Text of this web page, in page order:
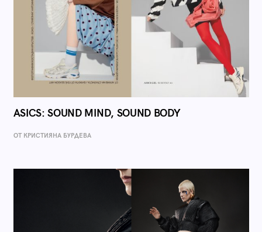
ASICS: SOUND MIND, SOUND BODY
ОТ КРИСТИЯНА БУРДЕВА